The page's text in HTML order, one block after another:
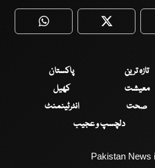
WhatsApp Twitter
تازہ ترین
پاکستان
معیشت
کھیل
صحت
انٹرٹینمنٹ
دلچسپ و عجیب
Pakistan News